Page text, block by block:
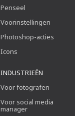
Penseel
Voorinstellingen
Photoshop-acties
Icons
INDUSTRIEËN
Voor fotografen
Voor social media
manager